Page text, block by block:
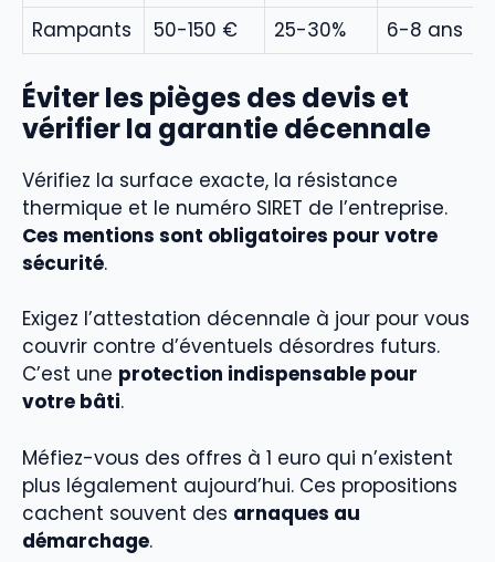
Rampants 50-150 € 25-30% 6-8 ans
Éviter les pièges des devis et
vérifier la garantie décennale
Vérifiez la surface exacte, la résistance
thermique et le numéro SIRET de l’entreprise.
Ces mentions sont obligatoires pour votre
sécurité.
Exigez l’attestation décennale à jour pour vous
couvrir contre d’éventuels désordres futurs.
C’est une protection indispensable pour
votre bâti.
Méfiez-vous des offres à 1 euro qui n’existent
plus légalement aujourd’hui. Ces propositions
cachent souvent des arnaques au
démarchage.